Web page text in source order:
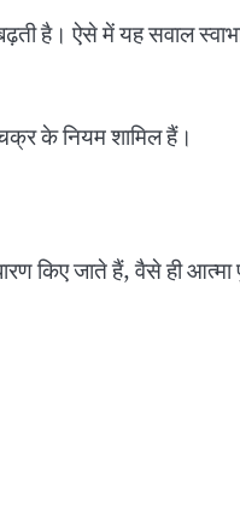
है। ऐसे में यह सवाल
के नियम शामिल हैं।
किए जाते हैं, वैसे ही आत्मा